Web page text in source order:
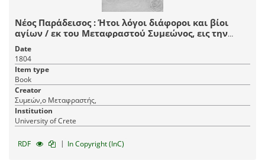
Νέος Παράδεισος : Ήτοι λόγοι διάφοροι και βίοι
αγίων / εκ του Μεταφραστού Συμεώνος, εις την
κοινήν ημετέραν διάλεκτον, μεταγλωττισθέντες μεν
παρά Αγαπίου μοναχού του Κρητός.
Date
1804
Item type
Book
Creator
Συμεών,ο Μεταφραστής,
Institution
University of Crete
RDF | In Copyright (InC)